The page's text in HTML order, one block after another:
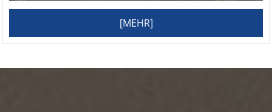
[MEHR]